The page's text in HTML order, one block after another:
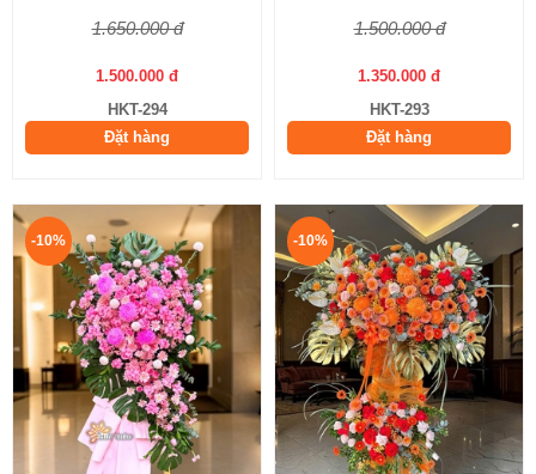
1.650.000 đ
1.500.000 đ
HKT-294
Đặt hàng
1.500.000 đ
1.350.000 đ
HKT-293
Đặt hàng
-10% -10%